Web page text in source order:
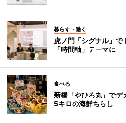
暮らす・働く
虎ノ門「シグナル」
「時間軸」テーマに
食べる
新橋「やひろ丸」で
5キロの海鮮ちらし